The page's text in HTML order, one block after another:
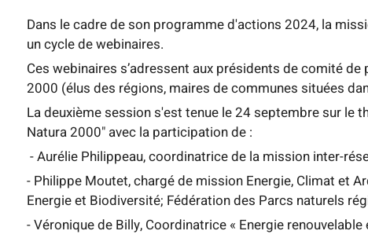
Dans le cadre de son programme d'actions 2024, la
un cycle de webinaires.
Ces webinaires s’adressent aux présidents de comité
2000 (élus des régions, maires de communes situées
La deuxième session s'est tenue le 24 septembre sur le
Natura 2000" avec la participation de :
- Aurélie Philippeau, coordinatrice de la mission inter-
- Philippe Moutet, chargé de mission Energie, Climat et
Energie et Biodiversité; Fédération des Parcs naturels
- Véronique de Billy, Coordinatrice « Energie